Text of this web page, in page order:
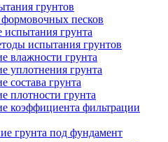
грунтов
песков
грунта
испытания грунтов
влажности грунта
уплотнения грунта
состава грунта
плотности грунта
коэффициента фильтрации
грунта под фундамент